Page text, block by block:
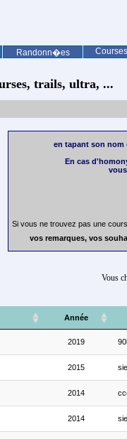
Randonn�es
trails, ultra, ...
en tapant son nom
En cas
Si vous ne trouvez pas une
vos remarques, vos
Vous
Année
2019
2015
2014
2014